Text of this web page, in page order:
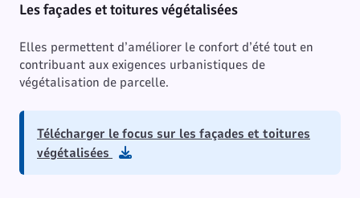
Les façades et toitures végétalisées
Elles permettent d’améliorer le confort d’été tout en
contribuant aux exigences urbanistiques de
végétalisation de parcelle.
Télécharger le focus sur les façades et toitures
végétalisées